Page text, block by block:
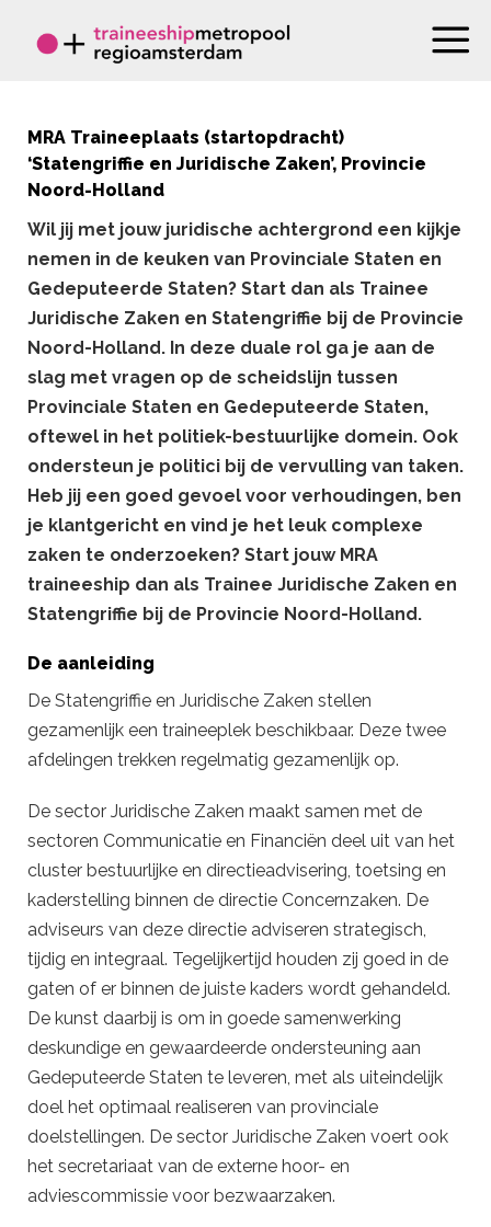
MRA Traineeplaats (startopdracht)
‘Statengriffie en Juridische Zaken’, Provincie
Noord-Holland
Wil jij met jouw juridische achtergrond een kijkje
nemen in de keuken van Provinciale Staten en
Gedeputeerde Staten? Start dan als Trainee
Juridische Zaken en Statengriffie bij de Provincie
Noord-Holland. In deze duale rol ga je aan de
slag met vragen op de scheidslijn tussen
Provinciale Staten en Gedeputeerde Staten,
oftewel in het politiek-bestuurlijke domein. Ook
ondersteun je politici bij de vervulling van taken.
Heb jij een goed gevoel voor verhoudingen, ben
je klantgericht en vind je het leuk complexe
zaken te onderzoeken? Start jouw MRA
traineeship dan als Trainee Juridische Zaken en
Statengriffie bij de Provincie Noord-Holland.
De aanleiding
De Statengriffie en Juridische Zaken stellen
gezamenlijk een traineeplek beschikbaar. Deze twee
afdelingen trekken regelmatig gezamenlijk op.
De sector Juridische Zaken maakt samen met de
sectoren Communicatie en Financiën deel uit van het
cluster bestuurlijke en directieadvisering, toetsing en
kaderstelling binnen de directie Concernzaken. De
adviseurs van deze directie adviseren strategisch,
tijdig en integraal. Tegelijkertijd houden zij goed in de
gaten of er binnen de juiste kaders wordt gehandeld.
De kunst daarbij is om in goede samenwerking
deskundige en gewaardeerde ondersteuning aan
Gedeputeerde Staten te leveren, met als uiteindelijk
doel het optimaal realiseren van provinciale
doelstellingen. De sector Juridische Zaken voert ook
het secretariaat van de externe hoor- en
adviescommissie voor bezwaarzaken.